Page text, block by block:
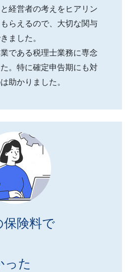
経営者の考えをヒアリン
らえるので、大切な関与
ました。
である税理士業務に専念
。特に確定申告期にも対
助かりました。
険料で
った